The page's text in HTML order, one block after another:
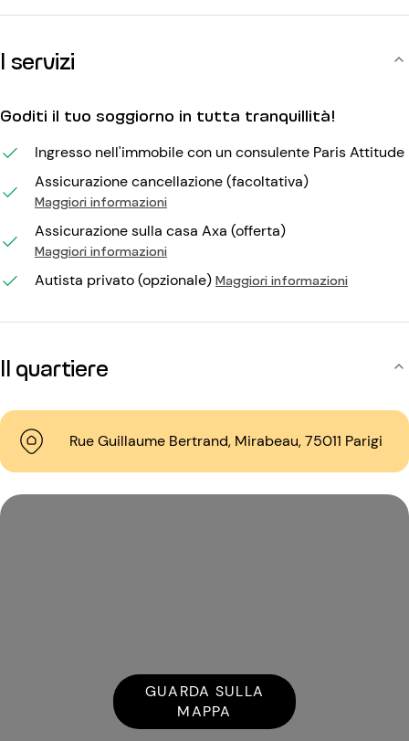
I servizi
Goditi il tuo soggiorno in tutta tranquillità!
Ingresso nell'immobile con un consulente Paris Attitude
Assicurazione cancellazione (facoltativa)
Maggiori informazioni
Assicurazione sulla casa Axa (offerta)
Maggiori informazioni
Autista privato (opzionale) Maggiori informazioni
Il quartiere
Rue Guillaume Bertrand, Mirabeau, 75011 Parigi
GUARDA SULLA
MAPPA